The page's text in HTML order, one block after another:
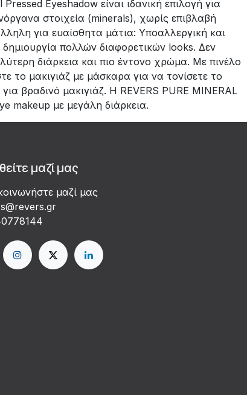
Eyeshadow είναι ιδανική επιλογή για
στοιχεία (minerals), χωρίς επιβλαβή
για ευαίσθητα μάτια: Υποαλλεργική και
πολλών διαφορετικών looks. Δεν
διάρκεια και πιο έντονο χρώμα. Με πινέλο
μακιγιάζ με μάσκαρα για να τονίσετε το
βραδινό μακιγιάζ. Η REVERS PURE MINERAL
makeup με μεγάλη διάρκεια.
μαζί μας
μαζί μας